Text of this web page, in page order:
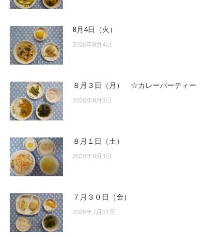
8月4日（火）
2026年8月4日
８月３日（月） ☆カレーパーティー
2026年8月3日
８月１日（土）
2026年8月1日
７月３０日（金）
2026年7月31日